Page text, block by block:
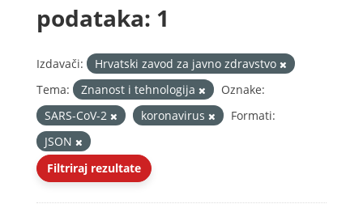
podataka: 1
Izdavači:
Hrvatski zavod za javno zdravstvo
Tema:
Znanost i tehnologija
Oznake:
SARS-CoV-2
koronavirus
Formati:
JSON
Filtriraj rezultate